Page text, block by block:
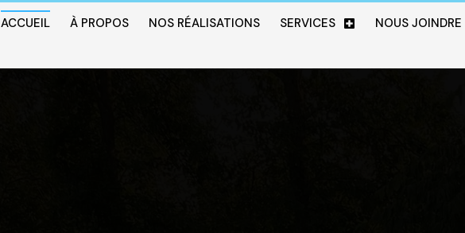
ACCUEIL À PROPOS NOS RÉALISATIONS SERVICES NOUS JOINDRE